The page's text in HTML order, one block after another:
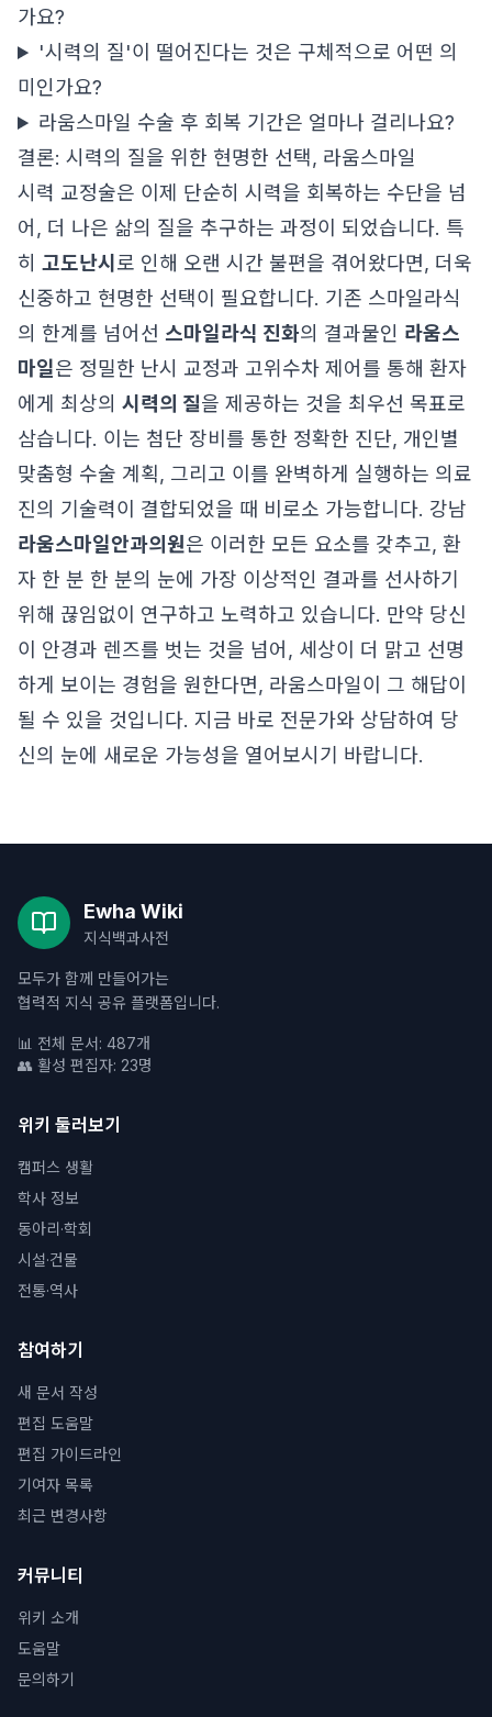
가요?
'시력의 질'이 떨어진다는 것은 구체적으로 어떤 의
미인가요?
라움스마일 수술 후 회복 기간은 얼마나 걸리나요?
결론: 시력의 질을 위한 현명한 선택, 라움스마일
시력 교정술은 이제 단순히 시력을 회복하는 수단을 넘
어, 더 나은 삶의 질을 추구하는 과정이 되었습니다. 특
히 고도난시 로 인해 오랜 시간 불편을 겪어왔다면, 더욱
신중하고 현명한 선택이 필요합니다. 기존 스마일라식
의 한계를 넘어선 스마일라식 진화의 결과물인 라움스
마일은 정밀한 난시 교정과 고위수차 제어를 통해 환자
에게 최상의 시력의 질을 제공하는 것을 최우선 목표로
삼습니다. 이는 첨단 장비를 통한 정확한 진단, 개인별
맞춤형 수술 계획, 그리고 이를 완벽하게 실행하는 의료
진의 기술력이 결합되었을 때 비로소 가능합니다. 강남
라움스마일안과의원은 이러한 모든 요소를 갖추고, 환
자 한 분 한 분의 눈에 가장 이상적인 결과를 선사하기
위해 끊임없이 연구하고 노력하고 있습니다. 만약 당신
이 안경과 렌즈를 벗는 것을 넘어, 세상이 더 맑고 선명
하게 보이는 경험을 원한다면, 라움스마일이 그 해답이
될 수 있을 것입니다. 지금 바로 전문가와 상담하여 당
신의 눈에 새로운 가능성을 열어보시기 바랍니다.
Ewha Wiki
지식백과사전
모두가 함께 만들어가는
협력적 지식 공유 플랫폼입니다.
📊 전체 문서: 487개
👥 활성 편집자: 23명
위키 둘러보기
캠퍼스 생활
학사 정보
동아리·학회
시설·건물
전통·역사
참여하기
새 문서 작성
편집 도움말
편집 가이드라인
기여자 목록
최근 변경사항
커뮤니티
위키 소개
도움말
문의하기